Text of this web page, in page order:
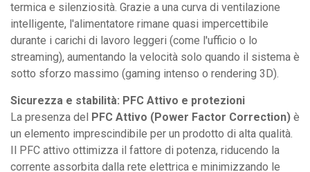
termica e silenziosità. Grazie a una curva di ventilazione
intelligente, l'alimentatore rimane quasi impercettibile
durante i carichi di lavoro leggeri (come l'ufficio o lo
streaming), aumentando la velocità solo quando il sistema è
sotto sforzo massimo (gaming intenso o rendering 3D).
Sicurezza e stabilità: PFC Attivo e protezioni
La presenza del PFC Attivo (Power Factor Correction) è
un elemento imprescindibile per un prodotto di alta qualità.
Il PFC attivo ottimizza il fattore di potenza, riducendo la
corrente assorbita dalla rete elettrica e minimizzando le